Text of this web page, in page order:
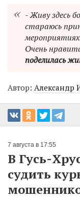
- Живу здесь
стараюсь
Очень
поделилась
Автор: Александр
7 августа в 17:55
В Гусь-
судить